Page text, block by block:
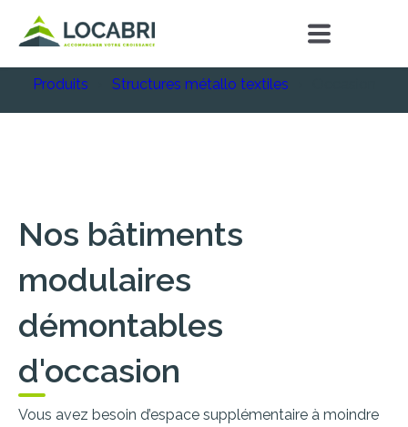
Produits Structures métallo textiles
Nos bâtiments
modulaires
démontables
d'occasion
Vous avez besoin d’espace supplémentaire à moindre